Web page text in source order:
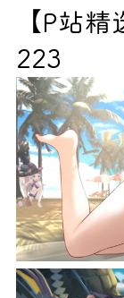
元猫
资讯
区发布非法内容 发
官方公告
【P站
223